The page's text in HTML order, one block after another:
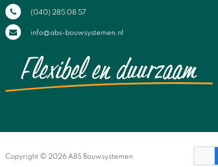
(040) 285 08 57
info@abs-bouwsystemen.nl
Copyright © 2026 ABS Bouwsystemen